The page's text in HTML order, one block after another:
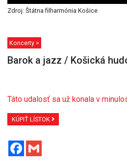
Zdroj: Štátna filharmónia Košice
Koncerty >
Barok a jazz / Košická
Táto udalosť sa už konala v
KÚPIŤ LÍSTOK
Facebook